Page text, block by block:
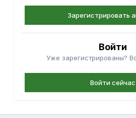
Зарегистрировать
Войти
Уже зарегистрированы?
Войти сейчас